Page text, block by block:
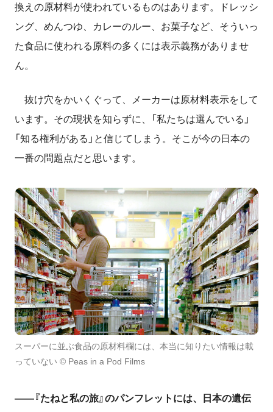
換えの原材料が使われているものはあります。ドレッシ
ング、めんつゆ、カレーのルー、お菓子など、そういっ
た食品に使われる原料の多くには表示義務がありませ
ん。
抜け穴をかいくぐって、メーカーは原材料表示をして
います。その現状を知らずに、「私たちは選んでいる」
「知る権利がある」と信じてしまう。そこが今の日本の
一番の問題点だと思います。
スーパーに並ぶ食品の原材料欄には、本当に知りたい情報は載
っていない © Peas in a Pod Films
――『たねと私の旅』のパンフレットには、日本の遺伝